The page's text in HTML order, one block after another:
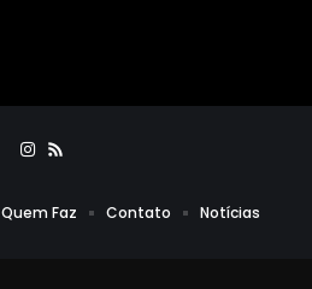
Quem Faz Contato Notícias